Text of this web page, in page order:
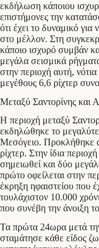
εκδήλωση κάποιου
επιστήμονες την
ότι έχει το δυναμικό
στο μέλλον. Στη
κάποιο ισχυρό συμβάν
μεγάλα σεισμικά
στην περιοχή αυτή,
μεγέθους 6,6 ρίχτερ
Μεταξύ Σαντορίνης και
Η περιοχή μεταξύ
εκδηλώθηκε το
Μεσόγειο. Προκλήθηκε
ρίχτερ. Στην ίδια
σημειωθεί και δύο
πρώτο οφείλεται στην
έκρηξη ηφαιστείου που
τουλάχιστον 10.000
που συνέβη την άνοιξη
Τα πρώτα 24ωρα μετά
σταμάτησε κάθε είδος